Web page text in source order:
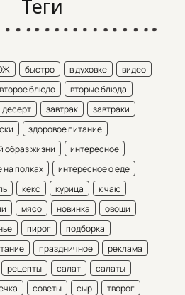
Теги
быстро в духовке
видео
второе блюдо
вторые блюда
десерт завтрак
завтраки
здоровое питание
образ жизни
интересное
на полках
интересное о еде
кекс курица
к чаю
мясо новинка
овощи
пирог
подборка
праздничное
реклама
рецепты салат
салаты
советы сыр
творог